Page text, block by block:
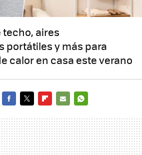
aires
portátiles y más para
calor en casa este verano
MAIL